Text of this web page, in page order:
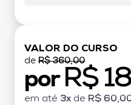
VALOR DO CURSO
de R$ 360,00
por R$
em até 3x de R$